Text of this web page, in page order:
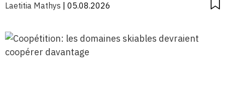
Laetitia Mathys | 05.08.2026